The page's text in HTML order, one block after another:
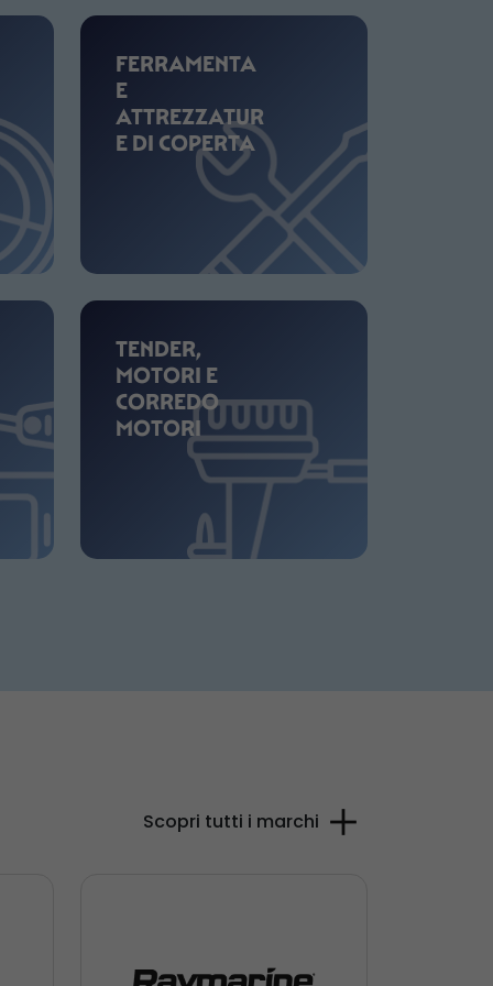
FERRAMENTA
E
ATTREZZATUR
E DI COPERTA
TENDER,
MOTORI E
CORREDO
MOTORI
Scopri tutti i marchi